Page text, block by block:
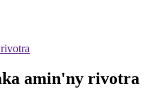
amin'ny rivotra